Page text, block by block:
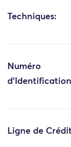
Techniques:
Numéro
Ligne de